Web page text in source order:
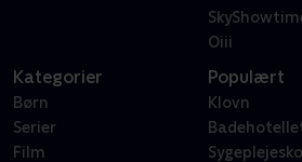
Oiii
Kategorier
Børn
Serier
Film
Populært
Klovn